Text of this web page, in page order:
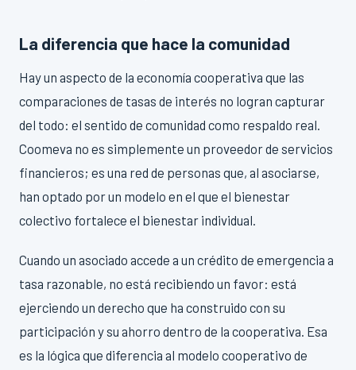
La diferencia que hace la comunidad
Hay un aspecto de la economía cooperativa que las
comparaciones de tasas de interés no logran capturar
del todo: el sentido de comunidad como respaldo real.
Coomeva no es simplemente un proveedor de servicios
financieros; es una red de personas que, al asociarse,
han optado por un modelo en el que el bienestar
colectivo fortalece el bienestar individual.
Cuando un asociado accede a un crédito de emergencia a
tasa razonable, no está recibiendo un favor: está
ejerciendo un derecho que ha construido con su
participación y su ahorro dentro de la cooperativa. Esa
es la lógica que diferencia al modelo cooperativo de